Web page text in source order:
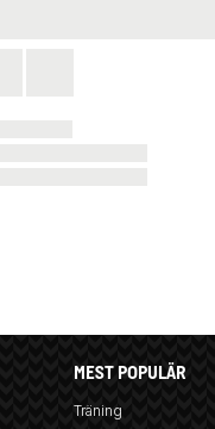
MEST POPULÄR
Träning